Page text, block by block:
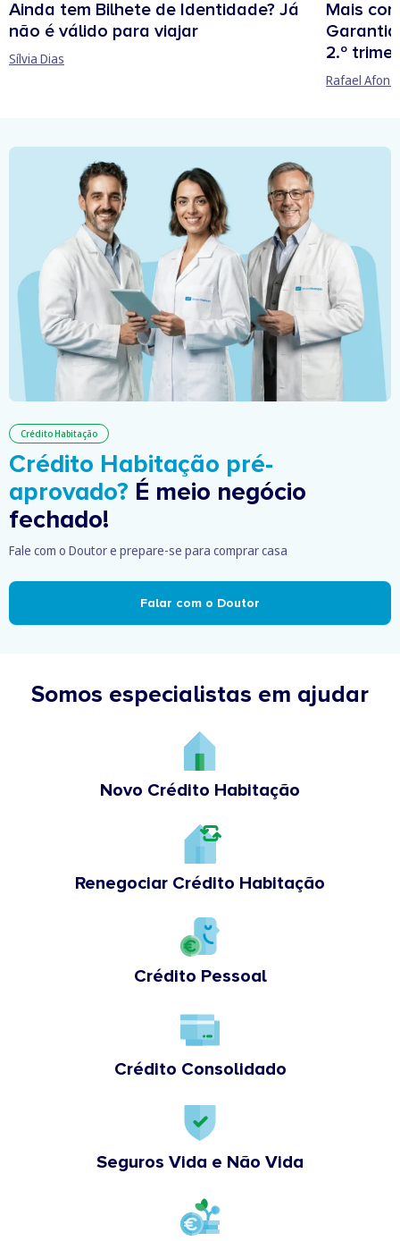
Ainda tem Bilhete de Identidade? Já
não é válido para viajar
Sílvia Dias
Mais
2.º
Rafael
Crédito Habitação
Crédito Habitação pré-
aprovado? É meio negócio
fechado!
Fale com o Doutor e prepare-se para comprar casa
Falar com o Doutor
Somos especialistas em ajudar
Novo Crédito Habitação
Renegociar Crédito Habitação
Crédito Pessoal
Crédito Consolidado
Seguros Vida e Não Vida